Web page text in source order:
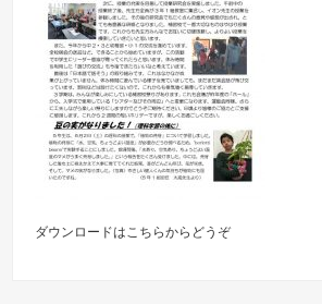
ダウンロードはこちらからどうぞ